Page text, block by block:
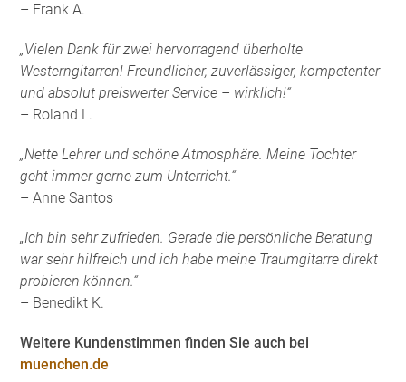
– Frank A.
„Vielen Dank für zwei hervorragend überholte
Westerngitarren! Freundlicher, zuverlässiger, kompetenter
und absolut preiswerter Service – wirklich!“
– Roland L.
„Nette Lehrer und schöne Atmosphäre. Meine Tochter
geht immer gerne zum Unterricht.“
– Anne Santos
„Ich bin sehr zufrieden. Gerade die persönliche Beratung
war sehr hilfreich und ich habe meine Traumgitarre direkt
probieren können.“
– Benedikt K.
Weitere Kundenstimmen finden Sie auch bei
muenchen.de